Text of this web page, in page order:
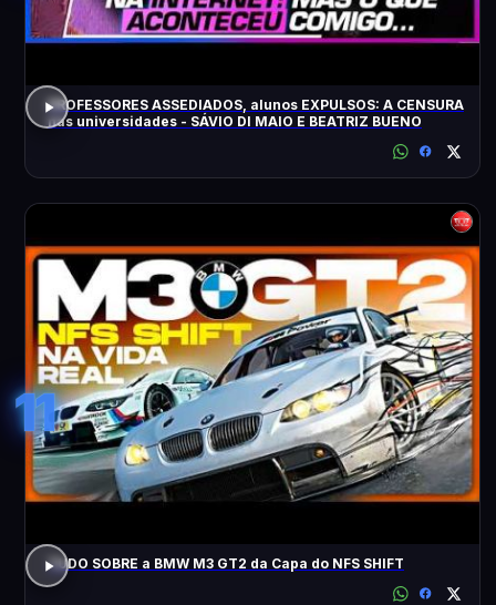
PROFESSORES ASSEDIADOS, alunos EXPULSOS: A CENSURA
nas universidades - SÁVIO DI MAIO E BEATRIZ BUENO
11
TUDO SOBRE a BMW M3 GT2 da Capa do NFS SHIFT